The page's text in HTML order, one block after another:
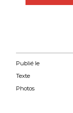
Publié le
Texte
Photos